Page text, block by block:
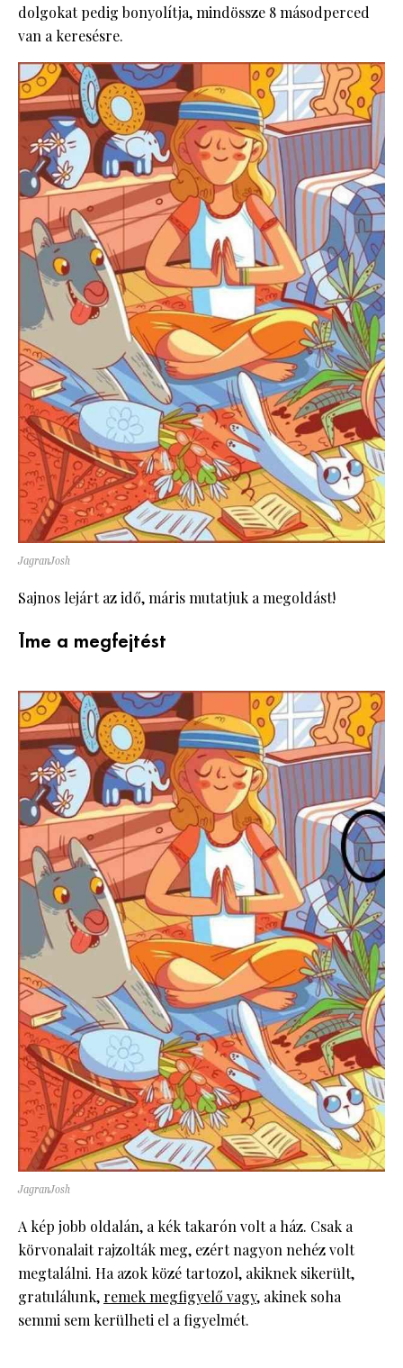
dolgokat pedig bonyolítja, mindössze 8 másodperced
van a keresésre.
JagranJosh
Sajnos lejárt az idő, máris mutatjuk a megoldást!
Íme a megfejtést
JagranJosh
A kép jobb oldalán, a kék takarón volt a ház. Csak a
körvonalait rajzolták meg, ezért nagyon nehéz volt
megtalálni. Ha azok közé tartozol, akiknek sikerült,
gratulálunk, remek megfigyelő vagy, akinek soha
semmi sem kerülheti el a figyelmét.